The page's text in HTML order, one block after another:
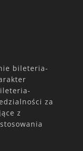
bileteria-
za
z